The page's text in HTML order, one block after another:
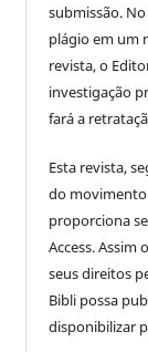
submissão.
plágio em um
revista, o
investigação
fará a
Esta revista,
do movimento
proporciona
Access. Assim
seus direitos
Bibli possa
disponibilizar